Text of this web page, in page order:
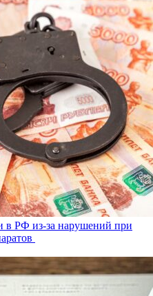
в РФ из-за нарушений при